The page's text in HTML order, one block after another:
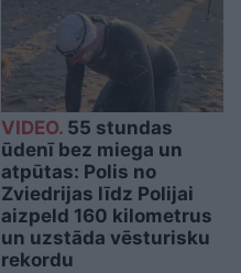
VIDEO.55 stundas
ūdenī bez miega un
atpūtas: Polis no
Zviedrijas līdz Polijai
aizpeld 160 kilometrus
un uzstāda vēsturisku
rekordu